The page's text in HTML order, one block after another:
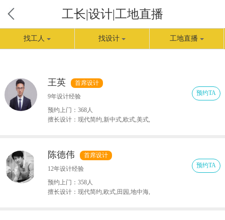
工长|设计|工地直播
找工人 找设计 工地直播
王英
首席设计
9年设计经验
预约上门：368人
擅长设计：现代简约,新中式,欧式,美式,
预约TA
陈德伟
首席设计
12年设计经验
预约上门：358人
擅长设计：现代简约,欧式,田园,地中海,
预约TA